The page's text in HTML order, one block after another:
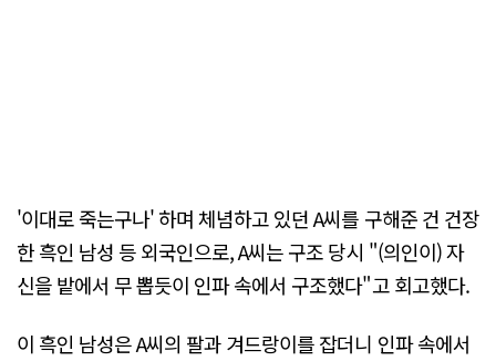
'이대로 죽는구나' 하며 체념하고 있던 A씨를 구해준 건 건장
한 흑인 남성 등 외국인으로, A씨는 구조 당시 "(의인이) 자
신을 밭에서 무 뽑듯이 인파 속에서 구조했다"고 회고했다.
이 흑인 남성은 A씨의 팔과 겨드랑이를 잡더니 인파 속에서